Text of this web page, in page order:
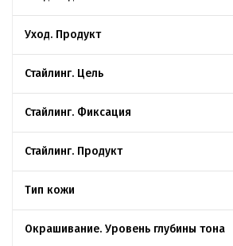
Уход. Продукт
Стайлинг. Цель
Стайлинг. Фиксация
Стайлинг. Продукт
Тип кожи
Окрашивание. Уровень глубины тона